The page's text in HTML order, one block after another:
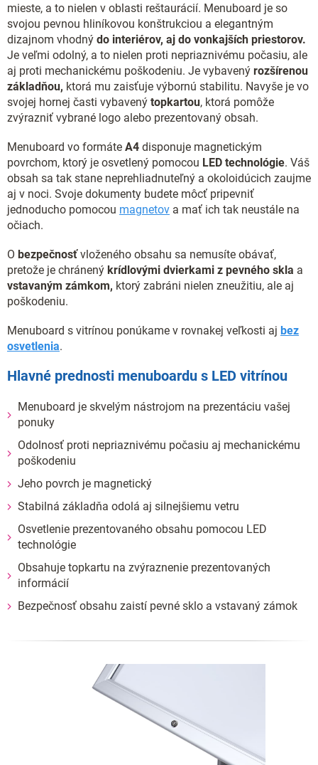
mieste, a to nielen v oblasti reštaurácií. Menuboard je so
svojou pevnou hliníkovou konštrukciou a elegantným
dizajnom vhodný do interiérov, aj do vonkajších priestorov.
Je veľmi odolný, a to nielen proti nepriaznivému počasiu, ale
aj proti mechanickému poškodeniu. Je vybavený rozšírenou
základňou, ktorá mu zaisťuje výbornú stabilitu. Navyše je vo
svojej hornej časti vybavený topkartou, ktorá pomôže
zvýrazniť vybrané logo alebo prezentovaný obsah.
Menuboard vo formáte A4 disponuje magnetickým
povrchom, ktorý je osvetlený pomocou LED technológie. Váš
obsah sa tak stane neprehliadnuteľný a okoloidúcich zaujme
aj v noci. Svoje dokumenty budete môcť pripevniť
jednoducho pomocou magnetov a mať ich tak neustále na
očiach.
O bezpečnosťvloženého obsahu sa nemusíte obávať,
pretože je chránený krídlovými dvierkami z pevného skla a
vstavaným zámkom, ktorý zabráni nielen zneužitiu, ale aj
poškodeniu.
Menuboard s vitrínou ponúkame v rovnakej veľkosti aj bez
osvetlenia.
Hlavné prednosti menuboardu s LED vitrínou
Menuboard je skvelým nástrojom na prezentáciu vašej
ponuky
Odolnosť proti nepriaznivému počasiu aj mechanickému
poškodeniu
Jeho povrch je magnetický
Stabilná základňa odolá aj silnejšiemu vetru
Osvetlenie prezentovaného obsahu pomocou LED
technológie
Obsahuje topkartu na zvýraznenie prezentovaných
informácií
Bezpečnosť obsahu zaistí pevné sklo a vstavaný zámok